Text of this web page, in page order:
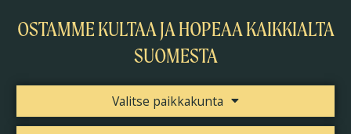
OSTAMME KULTAA JA HOPEAA KAIKKIALTA
SUOMESTA
Valitse paikkakunta